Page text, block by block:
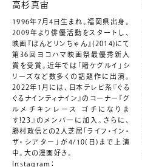
高杉真宙
1996年7月4日生まれ。福岡県出身。
2009年より俳優活動をスタートし、
映画『ぼんとリンちゃん』(2014)にて
第36回ヨコハマ映画祭最優秀新人
賞を受賞。近年では「賭ケグルイ」シ
リーズなど数多くの話題作に出演。
2022年1月には、日本テレビ系『ぐる
ぐるナインティナイン』のコーナー『グ
ルメチキンレース ゴチになりま
す!23』のメンバーに加入。さらに、
勝村政信との2人芝居「ライフ・イン・
ザ・シアター」が4/10(日)まで上演
中。大の漫画好き。
Instagram：